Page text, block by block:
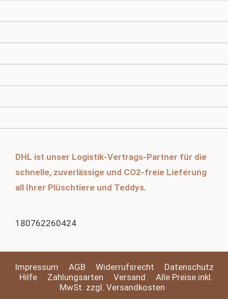
DHL ist unser Logistik-Vertrags-Partner für die
schnelle, zuverlässige und CO2-freie Lieferung
all Ihrer Plüschtiere und Teddys.
180762260424
Impressum AGB Widerrufsrecht
Datenschutz
Hilfe
Zahlungsarten Versand
Alle Preise inkl.
MwSt. zzgl. Versandkosten